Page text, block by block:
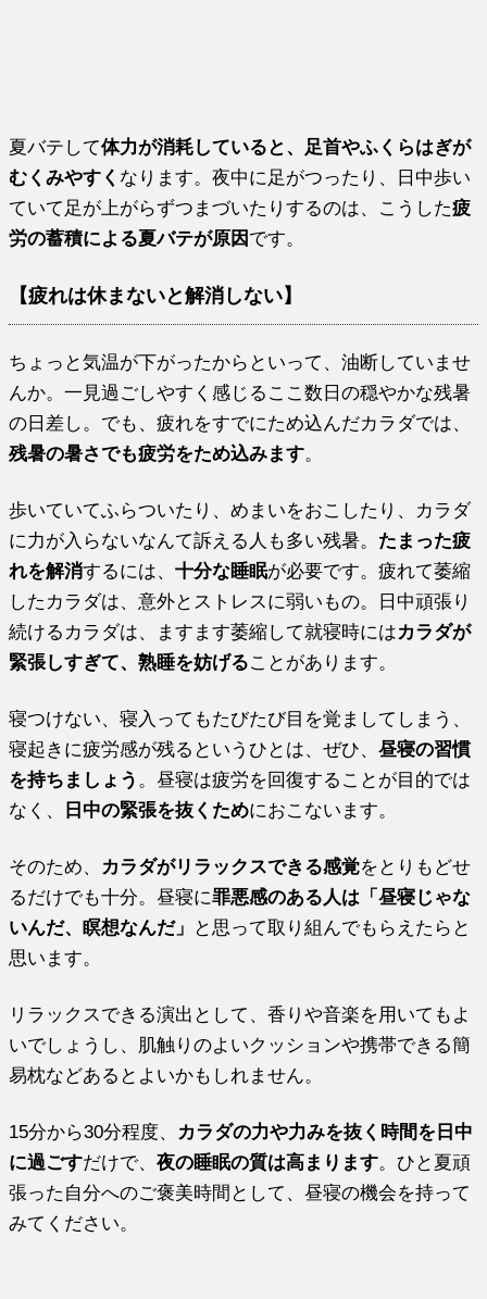
夏バテして体力が消耗していると、足首やふくらはぎが
むくみやすく なります。夜中に足がつったり、日中歩い
ていて足が上がらずつまづいたりするのは、こうした疲
労の蓄積による夏バテが原因 です。
【疲れは休まないと解消しない】
ちょっと気温が下がったからといって、油断していませ
んか。一見過ごしやすく感じるここ数日の穏やかな残暑
の日差し。でも、疲れをすでにため込んだカラダでは、
残暑の暑さでも疲労をため込みます。
歩いていてふらついたり、めまいをおこしたり、カラダ
に力が入らないなんて訴える人も多い残暑。 たまった疲
れを解消するには、十分な睡眠が必要です。疲れて萎縮
したカラダは、意外とストレスに弱いもの。日中頑張り
続けるカラダは、ますます萎縮して就寝時にはカラダが
緊張しすぎて、熟睡を妨げることがあります。
寝つけない、寝入ってもたびたび目を覚ましてしまう、
寝起きに疲労感が残るというひとは、ぜひ、昼寝の習慣
を持ちましょう 。昼寝は疲労を回復することが目的では
なく、
日中の緊張を抜くためにおこないます。
そのため、 カラダがリラックスできる感覚をとりもどせ
るだけでも十分。昼寝に罪悪感のある人は「昼寝じゃな
いんだ、瞑想なんだ」
と思って取り組んでもらえたらと
思います。
リラックスできる演出として、香りや音楽を用いてもよ
いでしょうし、肌触りのよいクッションや携帯できる簡
易枕などあるとよいかもしれません。
15分から30分程度、 カラダの力や力みを抜く時間を日中
に過ごすだけで、夜の睡眠の質は高まります。ひと夏頑
張った自分へのご褒美時間として、昼寝の機会を持って
みてください。